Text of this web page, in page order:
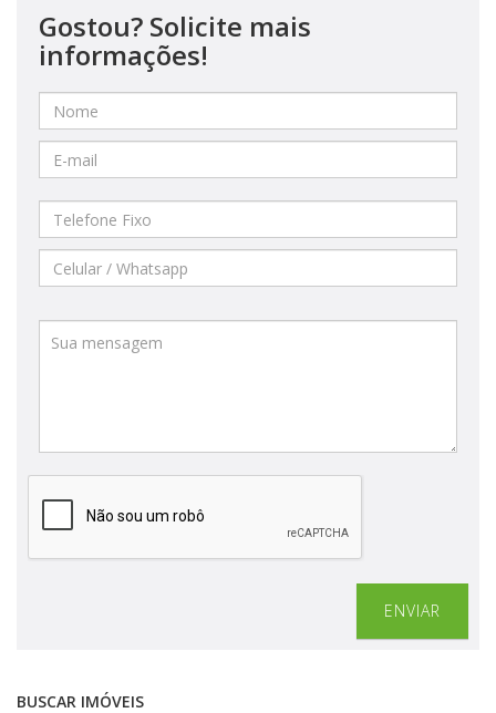
Gostou? Solicite mais
informações!
ENVIAR
BUSCAR IMÓVEIS